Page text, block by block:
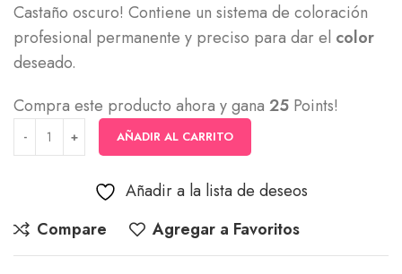
Castaño oscuro! Contiene un sistema de coloración
profesional permanente y preciso para dar el color
deseado.
Compra este producto ahora y gana 25 Points!
AÑADIR AL CARRITO
Añadir a la lista de deseos
Compare
Agregar a Favoritos